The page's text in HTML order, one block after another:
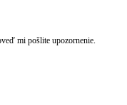
mi pošlite upozornenie.